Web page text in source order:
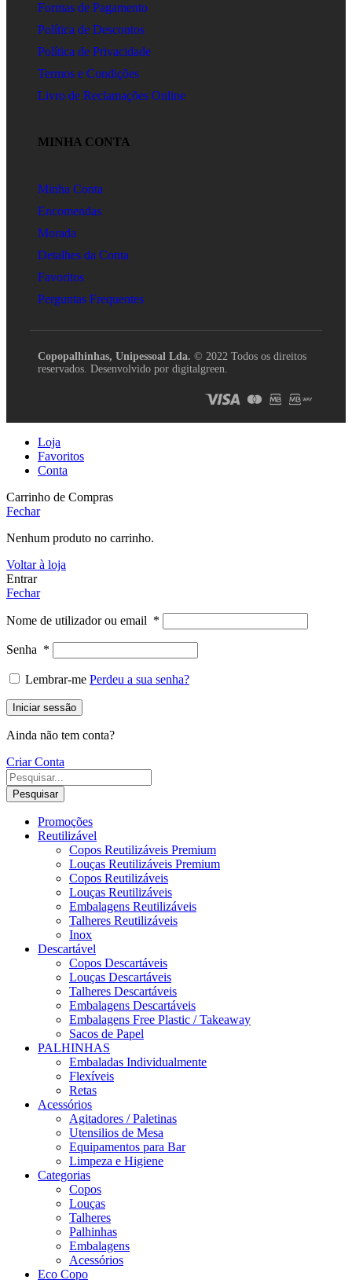
Formas de Pagamento
Política de Descontos
Política de Privacidade
Termos e Condições
Livro de Reclamações Online
MINHA CONTA
Minha Conta
Encomendas
Morada
Detalhes da Conta
Favoritos
Perguntas Frequentes
Copopalhinhas, Unipessoal Lda. © 2022 Todos os direitos
reservados. Desenvolvido por digitalgreen.
Loja
Favoritos
Conta
Carrinho de Compras
Fechar
Nenhum produto no carrinho.
Voltar à loja
Entrar
Fechar
Nome de utilizador ou email *
Senha *
Lembrar-me Perdeu a sua senha?
Iniciar sessão
Ainda não tem conta?
Criar Conta
Pesquisar
Promoções
Reutilizável
Copos Reutilizáveis Premium
Louças Reutilizáveis Premium
Copos Reutilizáveis
Louças Reutilizáveis
Embalagens Reutilizáveis
Talheres Reutilizáveis
Inox
Descartável
Copos Descartáveis
Louças Descartáveis
Talheres Descartáveis
Embalagens Descartáveis
Embalagens Free Plastic / Takeaway
Sacos de Papel
PALHINHAS
Embaladas Individualmente
Flexíveis
Retas
Acessórios
Agitadores / Paletinas
Utensilios de Mesa
Equipamentos para Bar
Limpeza e Higiene
Categorias
Copos
Louças
Talheres
Palhinhas
Embalagens
Acessórios
Eco Copo